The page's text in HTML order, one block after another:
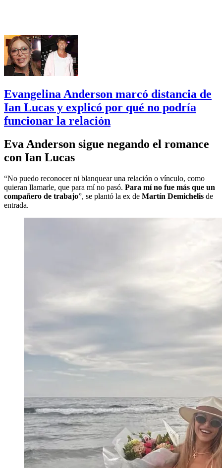
Evangelina Anderson marcó distancia de
Ian Lucas y explicó por qué no podría
funcionar la relación
Eva Anderson sigue negando el romance
con Ian Lucas
“No puedo reconocer ni blanquear una relación o vínculo, como
quieran llamarle, que para mí no pasó. Para mí no fue más que un
compañero de trabajo”, se plantó la ex de Martín Demichelis de
entrada.